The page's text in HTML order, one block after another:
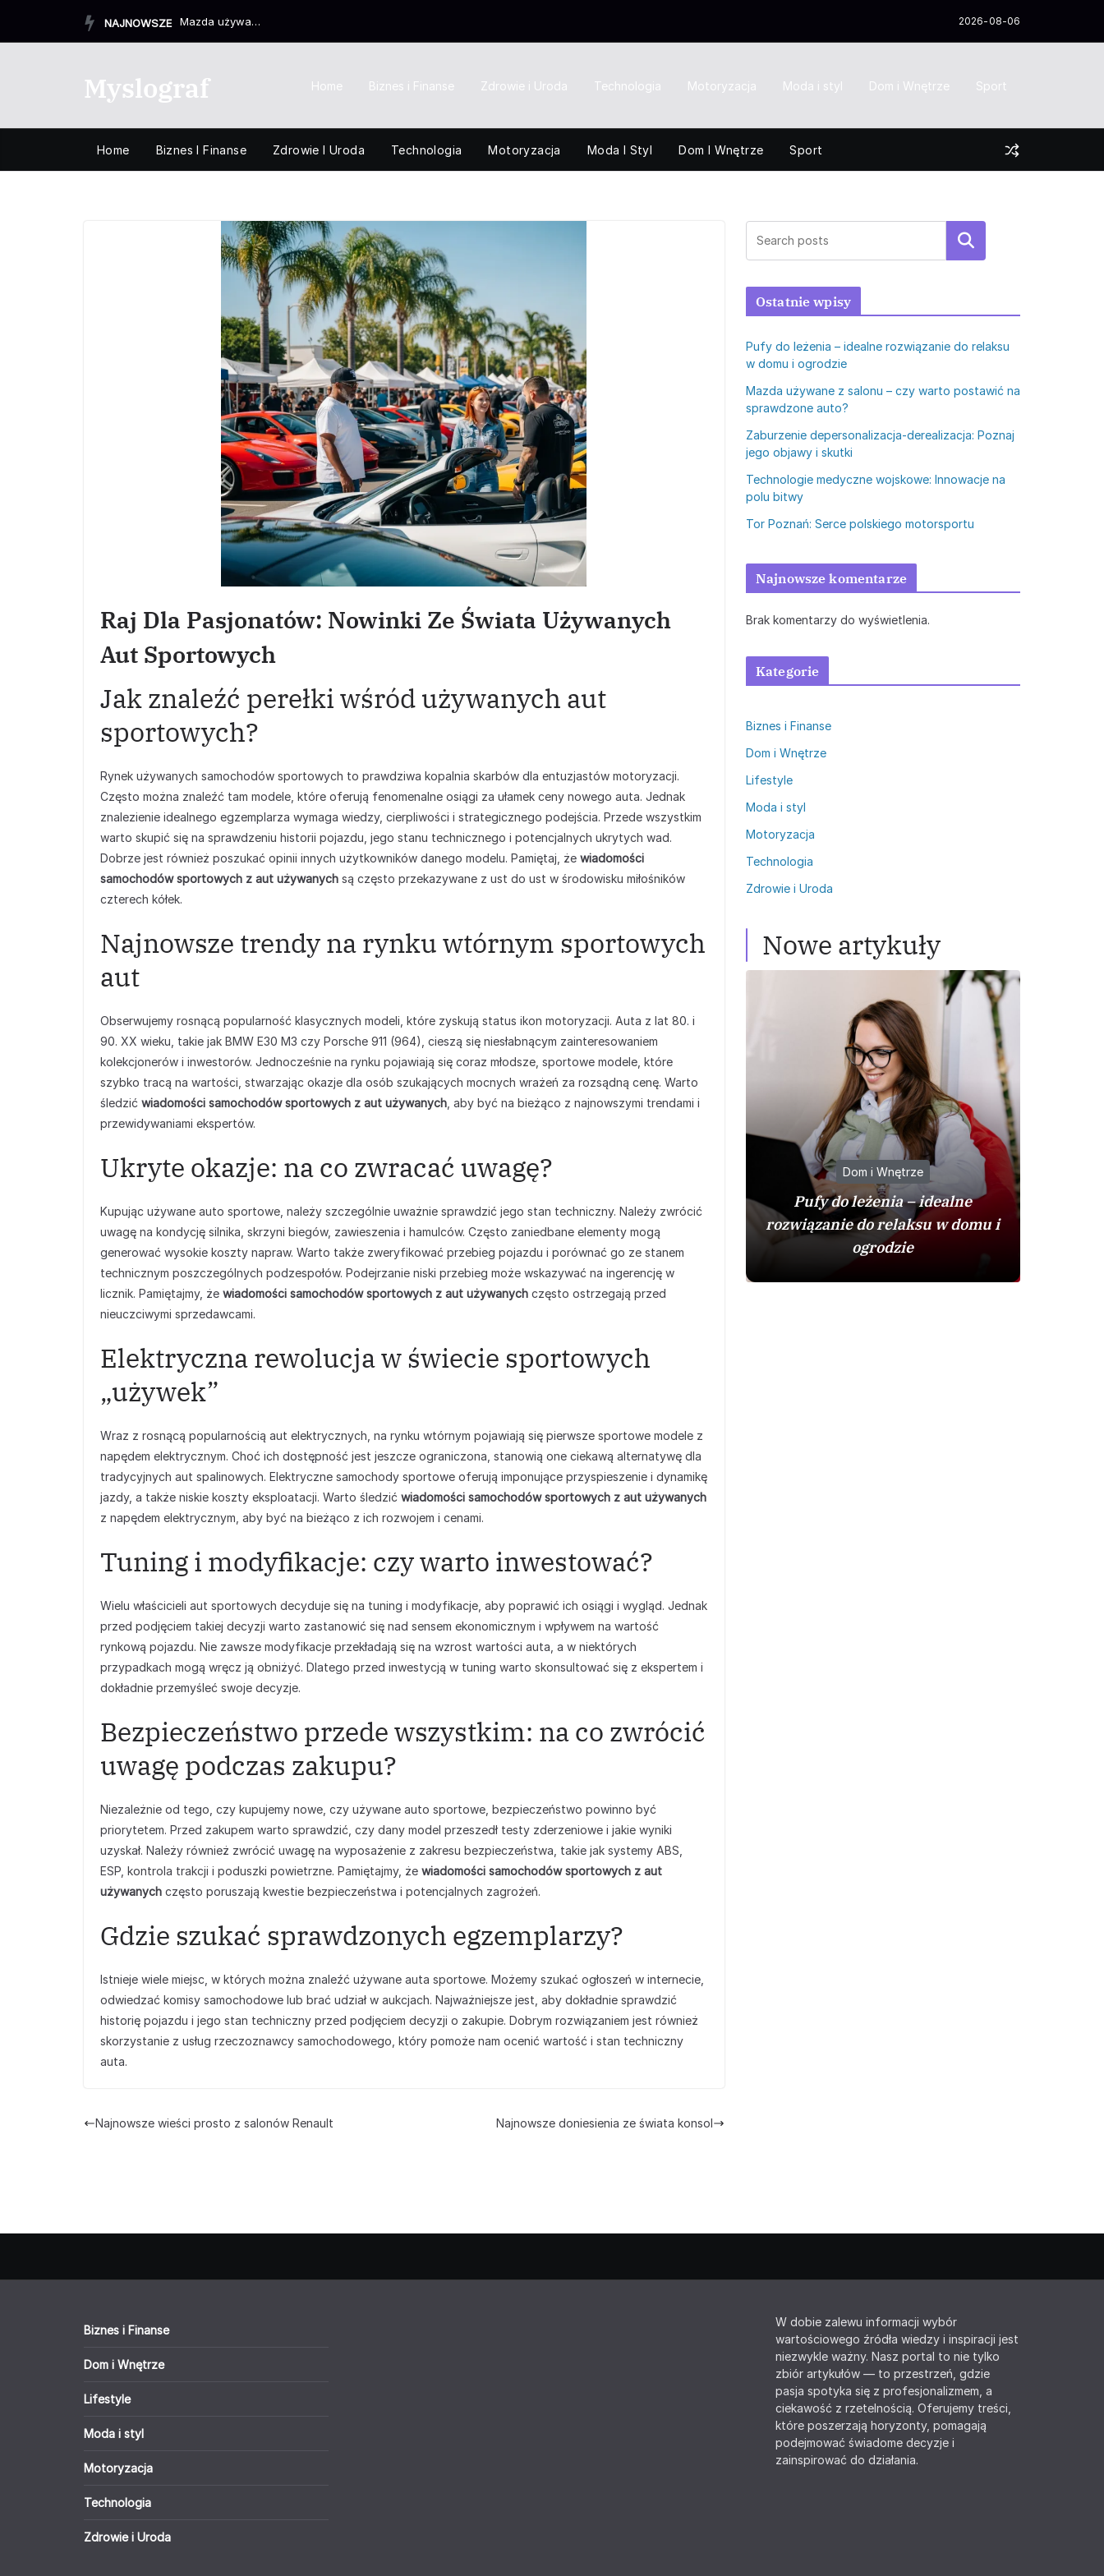
NAJNOWSZE Mazda używane z salonu – czy warto postawić na sprawdzon... 2026-08-06
Myslograf Home Biznes i Finanse Zdrowie i Uroda Technologia Motoryzacja Moda i styl Dom i Wnętrze Sport
Home Biznes I Finanse Zdrowie I Uroda Technologia Motoryzacja Moda I Styl Dom I Wnętrze Sport
Raj Dla Pasjonatów: Nowinki Ze Świata Używanych
Aut Sportowych
Jak znaleźć perełki wśród używanych aut
sportowych?
Rynek używanych samochodów sportowych to prawdziwa kopalnia skarbów dla entuzjastów motoryzacji.
Często można znaleźć tam modele, które oferują fenomenalne osiągi za ułamek ceny nowego auta. Jednak
znalezienie idealnego egzemplarza wymaga wiedzy, cierpliwości i strategicznego podejścia. Przede wszystkim
warto skupić się na sprawdzeniu historii pojazdu, jego stanu technicznego i potencjalnych ukrytych wad.
Dobrze jest również poszukać opinii innych użytkowników danego modelu. Pamiętaj, że wiadomości
samochodów sportowych z aut używanych są często przekazywane z ust do ust w środowisku miłośników
czterech kółek.
Najnowsze trendy na rynku wtórnym sportowych
aut
Obserwujemy rosnącą popularność klasycznych modeli, które zyskują status ikon motoryzacji. Auta z lat 80. i
90. XX wieku, takie jak BMW E30 M3 czy Porsche 911 (964), cieszą się niesłabnącym zainteresowaniem
kolekcjonerów i inwestorów. Jednocześnie na rynku pojawiają się coraz młodsze, sportowe modele, które
szybko tracą na wartości, stwarzając okazje dla osób szukających mocnych wrażeń za rozsądną cenę. Warto
śledzić wiadomości samochodów sportowych z aut używanych , aby być na bieżąco z najnowszymi trendami i
przewidywaniami ekspertów.
Ukryte okazje: na co zwracać uwagę?
Kupując używane auto sportowe, należy szczególnie uważnie sprawdzić jego stan techniczny. Należy zwrócić
uwagę na kondycję silnika, skrzyni biegów, zawieszenia i hamulców. Często zaniedbane elementy mogą
generować wysokie koszty napraw. Warto także zweryfikować przebieg pojazdu i porównać go ze stanem
technicznym poszczególnych podzespołów. Podejrzanie niski przebieg może wskazywać na ingerencję w
licznik. Pamiętajmy, że wiadomości samochodów sportowych z aut używanych często ostrzegają przed
nieuczciwymi sprzedawcami.
Elektryczna rewolucja w świecie sportowych
„używek”
Wraz z rosnącą popularnością aut elektrycznych, na rynku wtórnym pojawiają się pierwsze sportowe modele z
napędem elektrycznym. Choć ich dostępność jest jeszcze ograniczona, stanowią one ciekawą alternatywę dla
tradycyjnych aut spalinowych. Elektryczne samochody sportowe oferują imponujące przyspieszenie i dynamikę
jazdy, a także niskie koszty eksploatacji. Warto śledzić wiadomości samochodów sportowych z aut używanych
z napędem elektrycznym, aby być na bieżąco z ich rozwojem i cenami.
Tuning i modyfikacje: czy warto inwestować?
Wielu właścicieli aut sportowych decyduje się na tuning i modyfikacje, aby poprawić ich osiągi i wygląd. Jednak
przed podjęciem takiej decyzji warto zastanowić się nad sensem ekonomicznym i wpływem na wartość
rynkową pojazdu. Nie zawsze modyfikacje przekładają się na wzrost wartości auta, a w niektórych
przypadkach mogą wręcz ją obniżyć. Dlatego przed inwestycją w tuning warto skonsultować się z ekspertem i
dokładnie przemyśleć swoje decyzje.
Bezpieczeństwo przede wszystkim: na co zwrócić
uwagę podczas zakupu?
Niezależnie od tego, czy kupujemy nowe, czy używane auto sportowe, bezpieczeństwo powinno być
priorytetem. Przed zakupem warto sprawdzić, czy dany model przeszedł testy zderzeniowe i jakie wyniki
uzyskał. Należy również zwrócić uwagę na wyposażenie z zakresu bezpieczeństwa, takie jak systemy ABS,
ESP, kontrola trakcji i poduszki powietrzne. Pamiętajmy, że wiadomości samochodów sportowych z aut
używanych często poruszają kwestie bezpieczeństwa i potencjalnych zagrożeń.
Gdzie szukać sprawdzonych egzemplarzy?
Istnieje wiele miejsc, w których można znaleźć używane auta sportowe. Możemy szukać ogłoszeń w internecie,
odwiedzać komisy samochodowe lub brać udział w aukcjach. Najważniejsze jest, aby dokładnie sprawdzić
historię pojazdu i jego stan techniczny przed podjęciem decyzji o zakupie. Dobrym rozwiązaniem jest również
skorzystanie z usług rzeczoznawcy samochodowego, który pomoże nam ocenić wartość i stan techniczny
auta.
Najnowsze wieści prosto z salonów Renault Najnowsze doniesienia ze świata konsol
Szukaj
Ostatnie wpisy
Pufy do leżenia – idealne rozwiązanie do relaksu
w domu i ogrodzie
Mazda używane z salonu – czy warto postawić na
sprawdzone auto?
Zaburzenie depersonalizacja-derealizacja: Poznaj
jego objawy i skutki
Technologie medyczne wojskowe: Innowacje na
polu bitwy
Tor Poznań: Serce polskiego motorsportu
Najnowsze komentarze
Brak komentarzy do wyświetlenia.
Kategorie
Biznes i Finanse
Dom i Wnętrze
Lifestyle
Moda i styl
Motoryzacja
Technologia
Zdrowie i Uroda
Nowe artykuły
Dom i Wnętrze
Pufy do leżenia – idealne
rozwiązanie do relaksu w domu i
ogrodzie
Biznes i Finanse
Dom i Wnętrze
Lifestyle
Moda i styl
Motoryzacja
Technologia
Zdrowie i Uroda
W dobie zalewu informacji wybór
wartościowego źródła wiedzy i inspiracji jest
niezwykle ważny. Nasz portal to nie tylko
zbiór artykułów — to przestrzeń, gdzie
pasja spotyka się z profesjonalizmem, a
ciekawość z rzetelnością. Oferujemy treści,
które poszerzają horyzonty, pomagają
podejmować świadome decyzje i
zainspirować do działania.